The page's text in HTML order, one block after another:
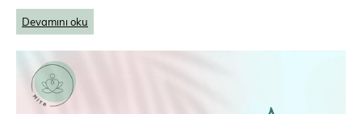
Devamını oku